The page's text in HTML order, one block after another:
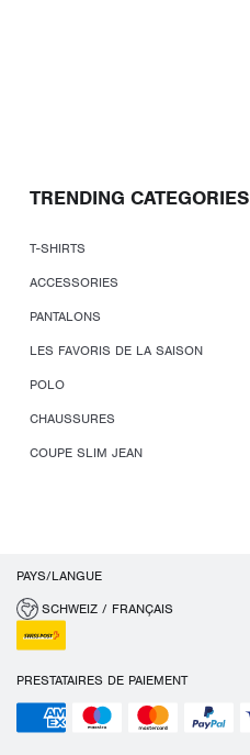
TRENDING CATEGORIES
T-SHIRTS
ACCESSORIES
PANTALONS
LES FAVORIS DE LA SAISON
POLO
CHAUSSURES
COUPE SLIM JEAN
PAYS/LANGUE
SCHWEIZ / FRANÇAIS
PRESTATAIRES DE PAIEMENT